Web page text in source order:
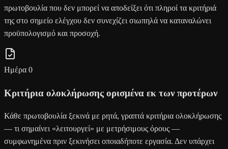
πρωτοβουλία που δεν μπορεί να αποδείξει ότι πληροί τα κριτήριά
της στο σημείο ελέγχου δεν συνεχίζει σιωπηλά να καταναλώνει
προϋπολογισμό και προσοχή.
Ημέρα 0
Κριτήρια ολοκλήρωσης ορισμένα εκ των προτέρων
Κάθε πρωτοβουλία ξεκινά με ρητά, γραπτά κριτήρια ολοκλήρωσης
— τι σημαίνει «λειτουργεί» με μετρήσιμους όρους —
συμφωνημένα πριν ξεκινήσει οποιαδήποτε εργασία. Δεν υπάρχει